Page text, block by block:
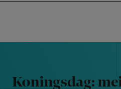
navigation
content
Nursing
Koningsdag: